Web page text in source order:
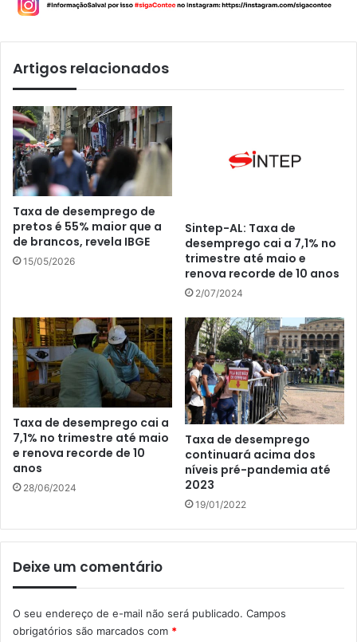
Artigos relacionados
Taxa de desemprego de
pretos é 55% maior que a
de brancos, revela IBGE
15/05/2026
Sintep-AL: Taxa de
desemprego cai a 7,1% no
trimestre até maio e
renova recorde de 10 anos
2/07/2024
Taxa de desemprego cai a
7,1% no trimestre até maio
e renova recorde de 10
anos
28/06/2024
Taxa de desemprego
continuará acima dos
níveis pré-pandemia até
2023
19/01/2022
Deixe um comentário
O seu endereço de e-mail não será publicado. Campos
obrigatórios são marcados com *